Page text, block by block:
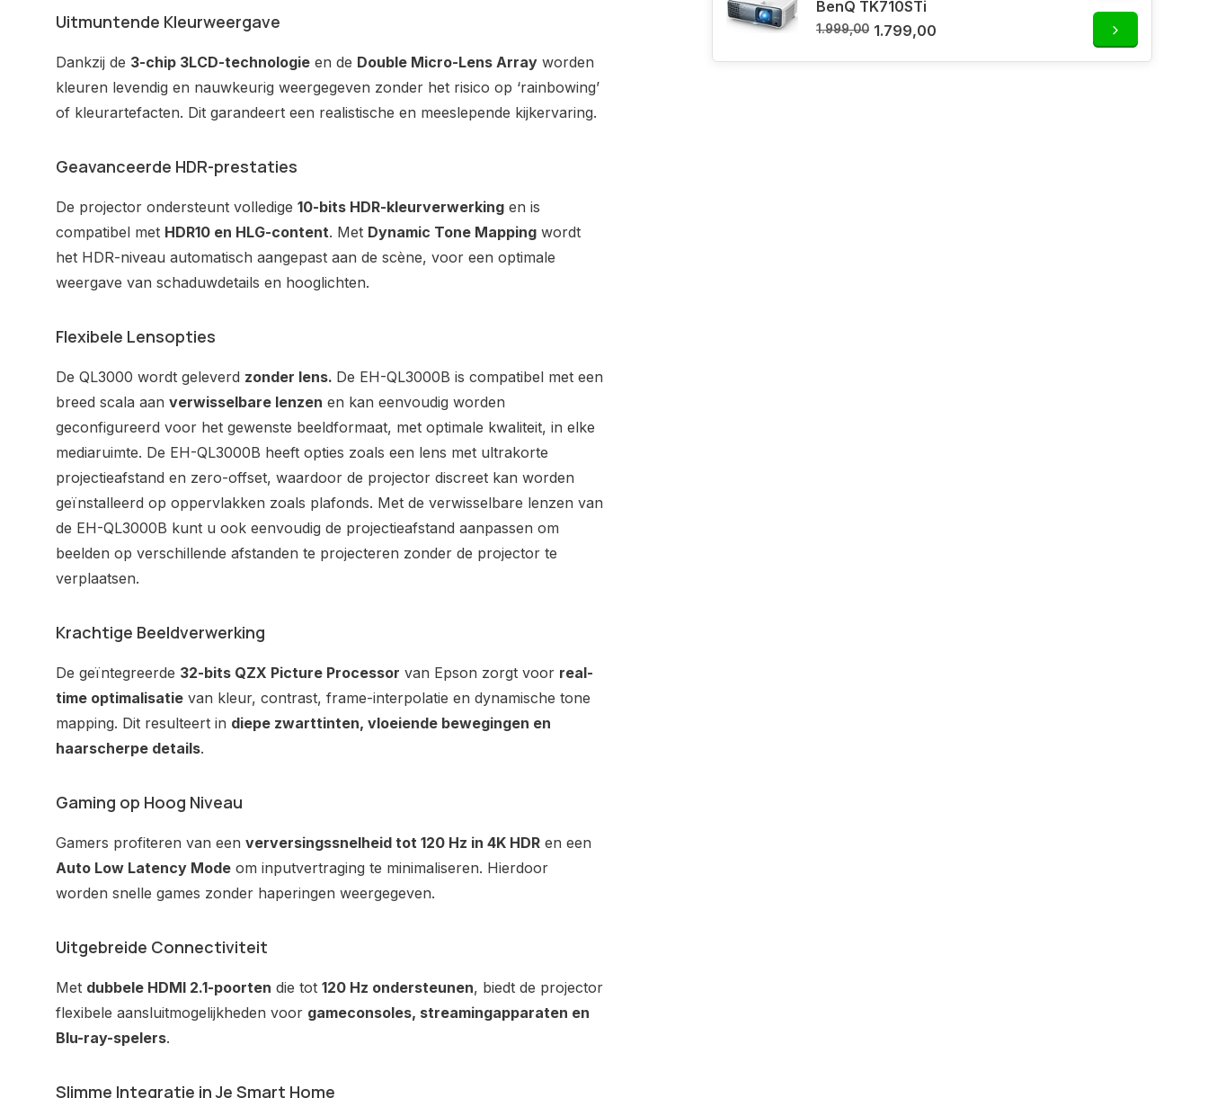
Uitmuntende Kleurweergave
Dankzij de 3-chip 3LCD-technologie en de Double Micro-Lens Array worden
kleuren levendig en nauwkeurig weergegeven zonder het risico op ‘rainbowing’
of kleurartefacten. Dit garandeert een realistische en meeslepende kijkervaring.
Geavanceerde HDR-prestaties
De projector ondersteunt volledige 10-bits HDR-kleurverwerking en is
compatibel met HDR10 en HLG-content. Met Dynamic Tone Mapping wordt
het HDR-niveau automatisch aangepast aan de scène, voor een optimale
weergave van schaduwdetails en hooglichten.
Flexibele Lensopties
De QL3000 wordt geleverd zonder lens. De EH-QL3000B is compatibel met een
breed scala aan verwisselbare lenzen en kan eenvoudig worden
geconfigureerd voor het gewenste beeldformaat, met optimale kwaliteit, in elke
mediaruimte. De EH-QL3000B heeft opties zoals een lens met ultrakorte
projectieafstand en zero-offset, waardoor de projector discreet kan worden
geïnstalleerd op oppervlakken zoals plafonds. Met de verwisselbare lenzen van
de EH-QL3000B kunt u ook eenvoudig de projectieafstand aanpassen om
beelden op verschillende afstanden te projecteren zonder de projector te
verplaatsen.
Krachtige Beeldverwerking
De geïntegreerde 32-bits QZX Picture Processor van Epson zorgt voor real-
time optimalisatie van kleur, contrast, frame-interpolatie en dynamische tone
mapping. Dit resulteert in diepe zwarttinten, vloeiende bewegingen en
haarscherpe details.
Gaming op Hoog Niveau
Gamers profiteren van een verversingssnelheid tot 120 Hz in 4K HDR en een
Auto Low Latency Mode om inputvertraging te minimaliseren. Hierdoor
worden snelle games zonder haperingen weergegeven.
Uitgebreide Connectiviteit
Met dubbele HDMI 2.1-poorten die tot 120 Hz ondersteunen, biedt de projector
flexibele aansluitmogelijkheden voor gameconsoles, streamingapparaten en
Blu-ray-spelers.
Slimme Integratie in Je Smart Home
BenQ TK710STi
1.999,00 1.799,00